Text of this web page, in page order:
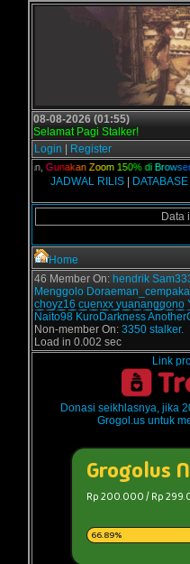
08-08-2026 (01:55)
Selamat Pagi Stalker!
Login
Register
kalian,Gunakan Z oom 1 50% di B rowser
JADWAL RILIS|
Data
Home
46 Member On: hendrik
Menggolo Doraeman_cempaka
choyz16 cuenxx yuananggono
Naito98 KuroDarkness
Non-member On: 3350 stalker.
Load in 0.002 sec
Link
Donasi seikhlasnya, jika
Grogol.us untuk